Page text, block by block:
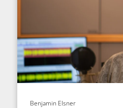
Benjamin Elsner